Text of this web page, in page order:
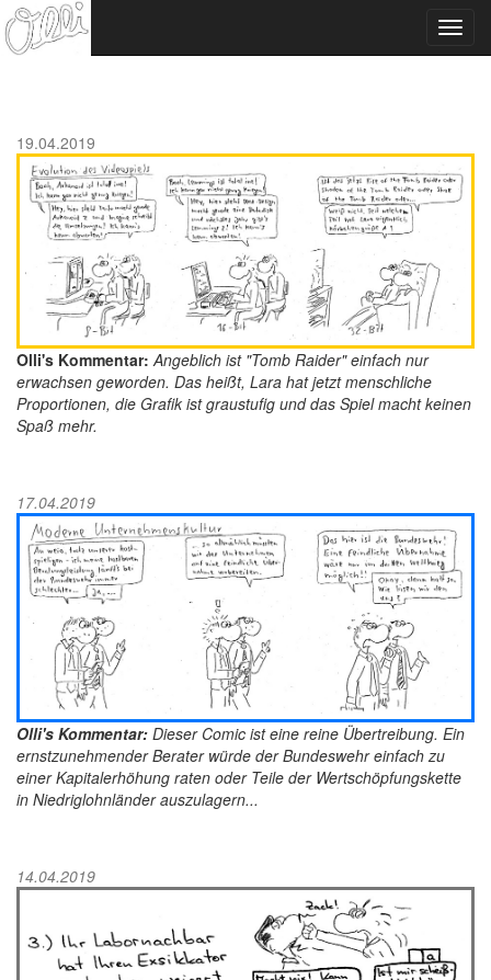
19.04.2019
Olli's Kommentar: Angeblich ist "Tomb Raider" einfach nur
erwachsen geworden. Das heißt, Lara hat jetzt menschliche
Proportionen, die Grafik ist graustufig und das Spiel macht keinen
Spaß mehr.
17.04.2019
Olli's Kommentar: Dieser Comic ist eine reine Übertreibung. Ein
ernstzunehmender Berater würde der Bundeswehr einfach zu
einer Kapitalerhöhung raten oder Teile der Wertschöpfungskette
in Niedriglohnländer auszulagern...
14.04.2019